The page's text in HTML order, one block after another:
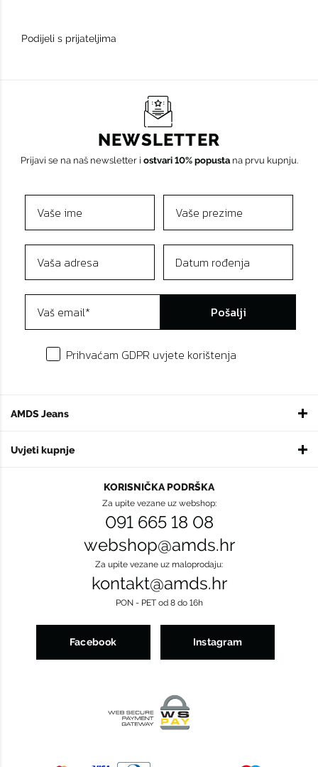
Podijeli s prijateljima
AMDS Jeans
Uvjeti kupnje
NEWSLETTER
Prijavi se na naš newsletter i ostvari 10% popustana prvu kupnju.
Pošalji
Prihvaćam GDPR uvjete korištenja
KORISNIČKA PODRŠKA
Za upite vezane uz webshop:
091 665 18 08
webshop@amds.hr
Za upite vezane uz maloprodaju:
kontakt@amds.hr
PON - PET od 8 do 16h
Facebook Instagram